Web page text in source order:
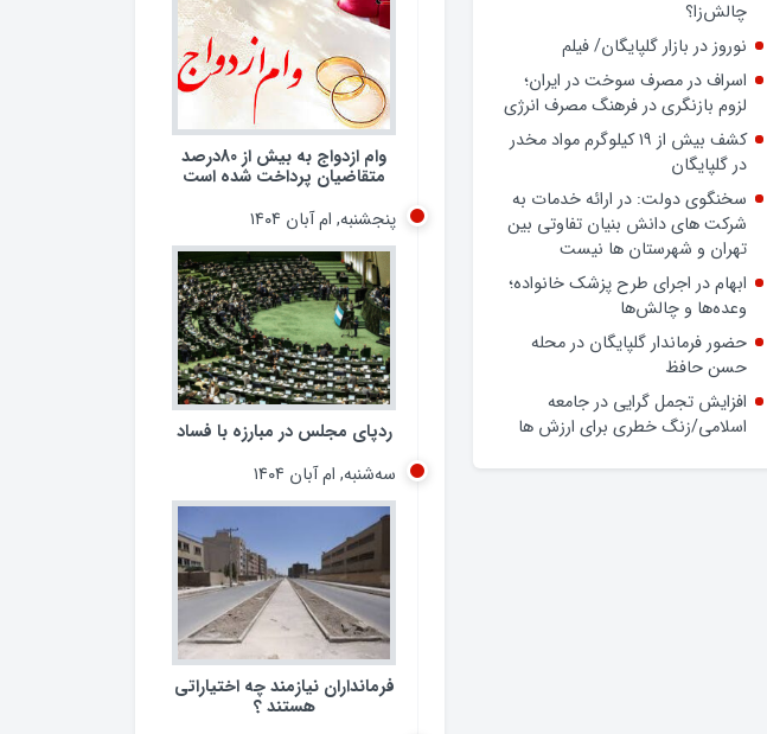
صرفه‌جویی در خیابان دولت
افزایش تعرفه دندانپزشکی راهگشا یا
چالش‌زا؟
نوروز در بازار گلپایگان/ فیلم
اسراف در مصرف سوخت در ایران؛
لزوم بازنگری در فرهنگ مصرف انرژی
کشف بیش از ۱۹ کیلوگرم مواد مخدر
در گلپایگان
سخنگوی دولت: در ارائه خدمات به
شرکت های دانش بنیان تفاوتی بین
تهران و شهرستان ها نیست
ابهام در اجرای طرح پزشک خانواده؛
وعده‌ها و چالش‌ها
حضور فرماندار گلپایگان در محله
حسن حافظ
افزایش تجمل گرایی در جامعه
وام ازدواج به بیش از 80درصد
متقاضیان پرداخت شده است
پنجشنبه, ام آبان ۱۴۰۴
ردپای مجلس در مبارزه با فساد
سه‌شنبه, ام آبان ۱۴۰۴
فرمانداران نیازمند چه اختیاراتی
هستند ؟